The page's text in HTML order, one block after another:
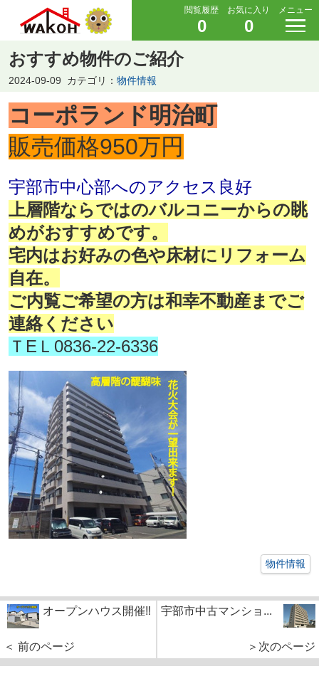
閲覧履歴
0
お気に入り
0
メニュー
おすすめ物件のご紹介
2024-09-09 カテゴリ： 物件情報
コーポランド明治町
販売価格950万円
宇部市中心部へのアクセス良好
上層階ならではのバルコニーからの眺
めがおすすめです。
宅内はお好みの色や床材にリフォーム
自在。
ご内覧ご希望の方は和幸不動産までご
連絡ください
ＴEＬ0836-22-6336
物件情報
オープンハウス開催‼
＜ 前のページ
宇部市中古マンショ...
＞次のページ